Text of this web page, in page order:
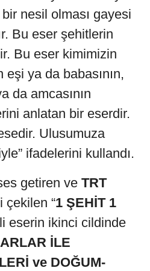
nesil olması gayesi
Bu eser şehitlerin
Bu eser kimimizin
eşi ya da babasının,
da amcasının
anlatan bir eserdir.
Ulusumuza
ifadelerini kullandı.
getiren ve TRT
çekilen “1 ŞEHİT 1
eserin ikinci cildinde
İLE
ve DOĞUM-